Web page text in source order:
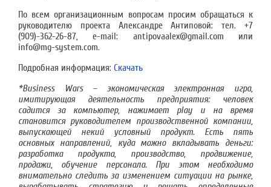
По всем организационным вопросам просим обращаться к
руководителю проекта Александре Антиповой: тел. +7
(909)-362-26-87, e-mail: antipovaalex@gmail.com или
info@mg-system.com.
Подробная информация: Скачать
*Business Wars – экономическая электронная игра,
имитирующая деятельность предприятия: человек
садится за компьютер, нажимает play и на время
становится руководителем производственной компании,
выпускающей некий условный продукт. Есть пять
основных направлений, куда можно вкладывать деньги:
разработка продукта, производство, продвижение,
продажи, обучение персонала. При этом необходимо
внимательно следить за изменением ситуации на рынке,